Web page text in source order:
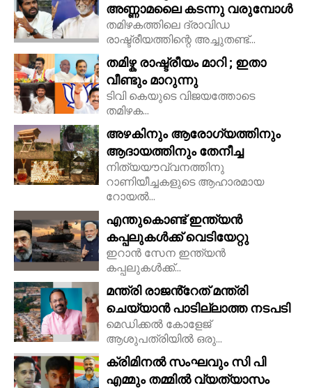
അണ്ണാമലൈ കടന്നു വരുമ്പോൾ
തമിഴകത്തിലെ ദ്രാവിഡ
രാഷ്ട്രീയത്തിന്റെ അച്ചുതണ്ട്...
തമിഴ്ക രാഷ്ട്രീയം മാറി ; ഇതാ
വീണ്ടും മാറുന്നു
ടിവി കെയുടെ വിജയത്തോടെ
തമിഴക...
അഴകിനും ആരോഗ്യത്തിനും
ആദായത്തിനും തേനീച്ച
നിത്യയൗവ്വനത്തിനു
റാണിയീച്ചകളുടെ ആഹാരമായ
റോയല്‍...
എന്തുകൊണ്ട് ഇന്ത്യൻ
കപ്പലുകൾക്ക് വെടിയേറ്റു
ഇറാൻ സേന ഇന്ത്യൻ
കപ്പലുകൾക്ക്...
മന്ത്രി രാജൻ്റേത് മന്ത്രി
ചെയ്യാൻ പാടില്ലാത്ത നടപടി
മെഡിക്കൽ കോളേജ്
ആശുപത്രിയിൽ ഒരു...
ക്രിമിനൽ സംഘവും സി പി
എമ്മും തമ്മിൽ വ്യത്യാസം